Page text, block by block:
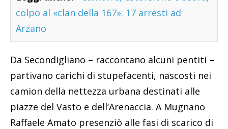
colpo al «clan della 167»: 17 arresti ad
Arzano
Da Secondigliano – raccontano alcuni pentiti –
partivano carichi di stupefacenti, nascosti nei
camion della nettezza urbana destinati alle
piazze del Vasto e dell’Arenaccia. A Mugnano
Raffaele Amato presenziò alle fasi di scarico di